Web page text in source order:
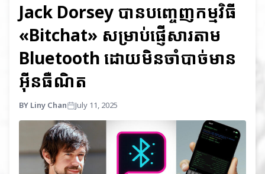
Jack Dorsey បានបញ្ចេញកម្មវិធី
«Bitchat» សម្រាប់ផ្ញើសារតាម
Bluetooth ដោយមិនចាំបាច់មាន
អ៊ីនធឺណិត
BY Liny Chan July 11, 2025